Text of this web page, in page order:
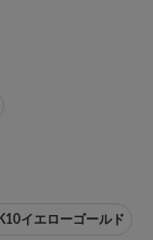
イエローゴールド